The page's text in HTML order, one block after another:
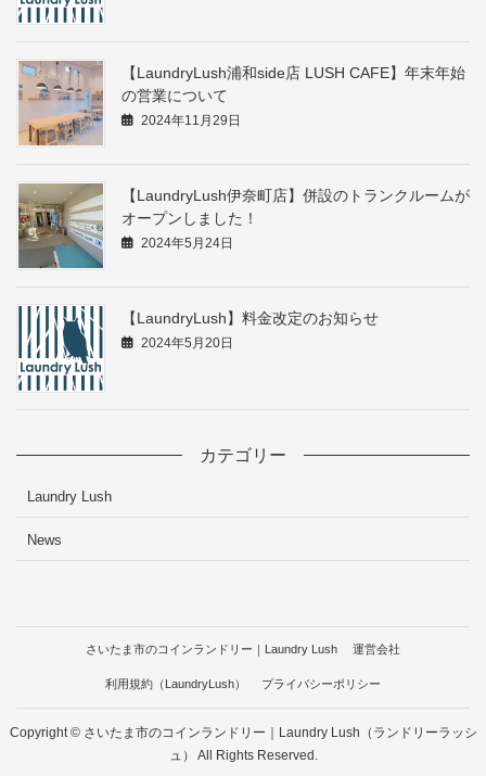
【LaundryLush浦和side店 LUSH CAFE】年末年始
の営業について
2024年11月29日
【LaundryLush伊奈町店】併設のトランクルームが
オープンしました！
2024年5月24日
【LaundryLush】料金改定のお知らせ
2024年5月20日
カテゴリー
Laundry Lush
News
さいたま市のコインランドリー｜Laundry Lush 運営会社
利用規約（LaundryLush） プライバシーポリシー
Copyright © さいたま市のコインランドリー｜Laundry Lush（ランドリーラッシ
ュ） All Rights Reserved.